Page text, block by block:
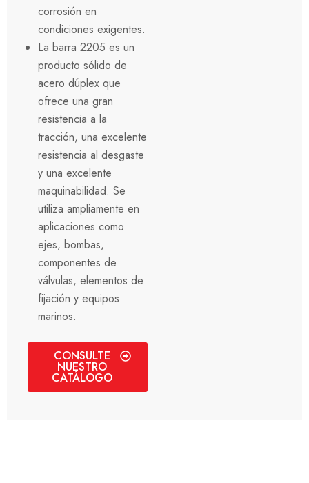
corrosión en
condiciones exigentes.
La barra 2205 es un
producto sólido de
acero dúplex que
ofrece una gran
resistencia a la
tracción, una excelente
resistencia al desgaste
y una excelente
maquinabilidad. Se
utiliza ampliamente en
aplicaciones como
ejes, bombas,
componentes de
válvulas, elementos de
fijación y equipos
marinos.
CONSULTE
NUESTRO
CATÁLOGO